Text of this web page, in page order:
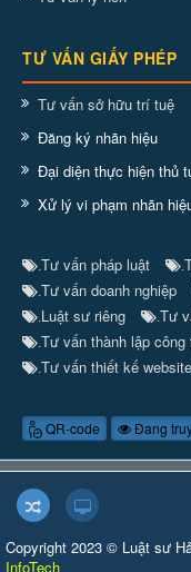
TƯ VẤN GIẤY PHÉP
Tư vấn sở hữu trí tuệ
Đăng ký nhãn hiệu
Đại diện thực hiện thủ
Xử lý vi phạm nhãn
Tư vấn pháp luật
Tư vấn doanh nghiệp
Luật sư riêng Tư
Tư vấn thành lập
Tư vấn thiết kế website
QR-code Đang
Copyright 2023 © Luật sư
InfoTech